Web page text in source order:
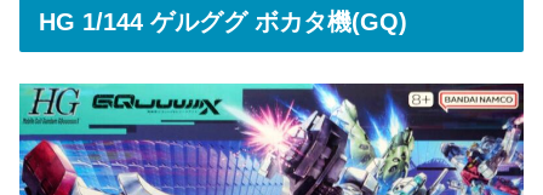
HG 1/144 ゲルググ ボカタ機(GQ)